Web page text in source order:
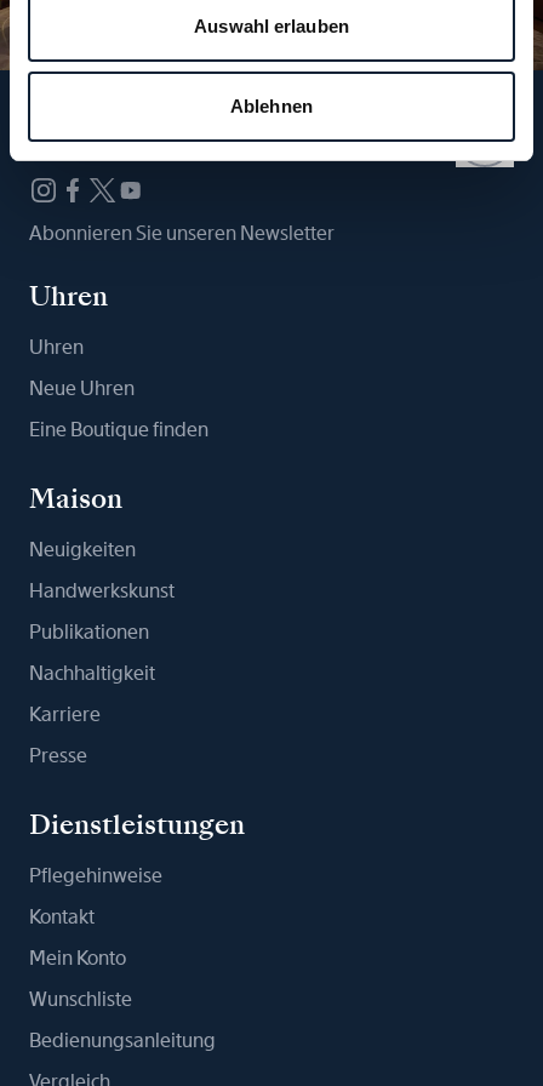
Auswahl erlauben
Ablehnen
Folgen Sie uns
Abonnieren Sie unseren Newsletter
Uhren
Uhren
Neue Uhren
Eine Boutique finden
Maison
Neuigkeiten
Handwerkskunst
Publikationen
Nachhaltigkeit
Karriere
Presse
Dienstleistungen
Pflegehinweise
Kontakt
Mein Konto
Wunschliste
Bedienungsanleitung